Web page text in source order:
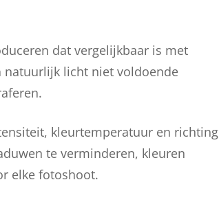
dat vergelijkbaar is met
natuurlijk licht niet voldoende
kleurtemperatuur en richting
te verminderen, kleuren
elke fotoshoot.